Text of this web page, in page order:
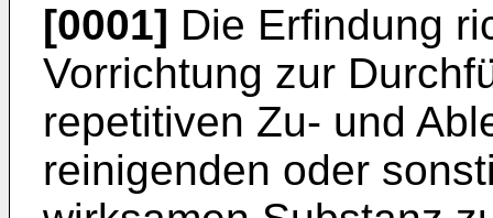
[0001] Die Erfindung
Vorrichtung zur
repetitiven Zu- und
reinigenden oder